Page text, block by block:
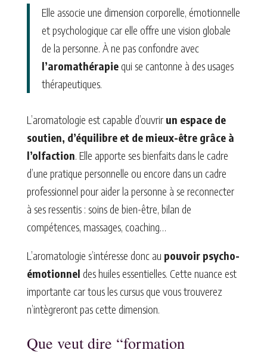
Elle associe une dimension corporelle, émotionnelle
et psychologique car elle offre une vision globale
de la personne. À ne pas confondre avec
l’aromathérapiequi se cantonne à des usages
thérapeutiques.
L’aromatologie est capable d’ouvrir un espace de
soutien, d’équilibre et de mieux-être grâce à
l’olfaction. Elle apporte ses bienfaits dans le cadre
d’une pratique personnelle ou encore dans un cadre
professionnel pour aider la personne à se reconnecter
à ses ressentis : soins de bien-être, bilan de
compétences, massages, coaching…
L’aromatologie s’intéresse donc au pouvoir psycho-
émotionnel des huiles essentielles. Cette nuance est
importante car tous les cursus que vous trouverez
n’intègreront pas cette dimension.
Que veut dire “formation